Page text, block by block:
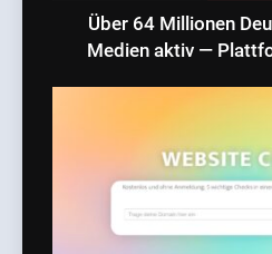
Über 64 Millionen
Medien aktiv —